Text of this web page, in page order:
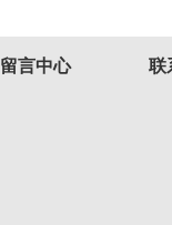
留言中心 联